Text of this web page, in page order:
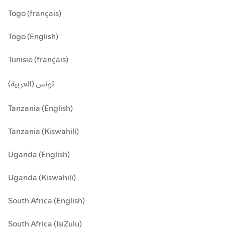
Togo (français)
Togo (English)
Tunisie (français)
تونس (العربية)
Tanzania (English)
Tanzania (Kiswahili)
Uganda (English)
Uganda (Kiswahili)
South Africa (English)
South Africa (IsiZulu)